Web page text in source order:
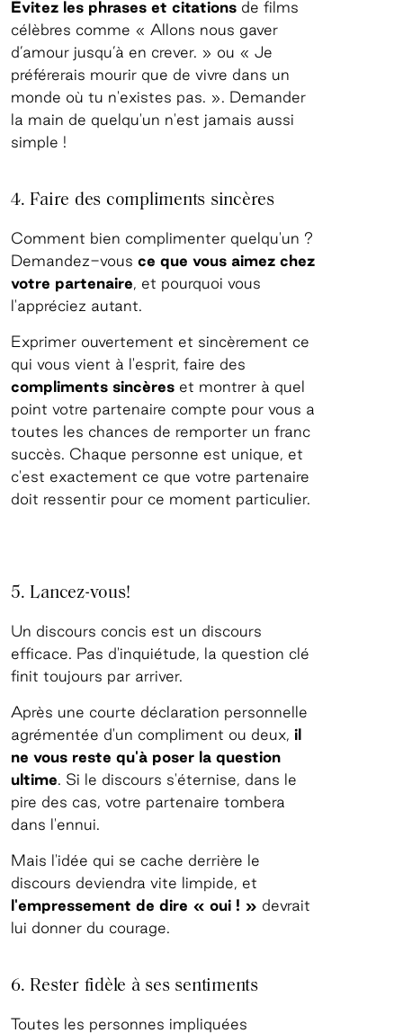
Évitez les phrases et citations de films
célèbres comme « Allons nous gaver
d’amour jusqu’à en crever. » ou « Je
préférerais mourir que de vivre dans un
monde où tu n'existes pas. ». Demander
la main de quelqu'un n'est jamais aussi
simple !
4. Faire des compliments sincères
Comment bien complimenter quelqu'un ?
Demandez-vous ce que vous aimez chez
votre partenaire, et pourquoi vous
l'appréciez autant.
Exprimer ouvertement et sincèrement ce
qui vous vient à l'esprit, faire des
compliments sincères et montrer à quel
point votre partenaire compte pour vous a
toutes les chances de remporter un franc
succès. Chaque personne est unique, et
c'est exactement ce que votre partenaire
doit ressentir pour ce moment particulier.
5. Lancez-vous!
Un discours concis est un discours
efficace. Pas d'inquiétude, la question clé
finit toujours par arriver.
Après une courte déclaration personnelle
agrémentée d'un compliment ou deux, il
ne vous reste qu'à poser la question
ultime. Si le discours s'éternise, dans le
pire des cas, votre partenaire tombera
dans l'ennui.
Mais l'idée qui se cache derrière le
discours deviendra vite limpide, et
l'empressement de dire « oui ! » devrait
lui donner du courage.
6. Rester fidèle à ses sentiments
Toutes les personnes impliquées